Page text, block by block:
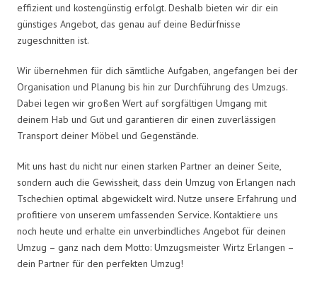
effizient und kostengünstig erfolgt. Deshalb bieten wir dir ein
günstiges Angebot, das genau auf deine Bedürfnisse
zugeschnitten ist.
Wir übernehmen für dich sämtliche Aufgaben, angefangen bei der
Organisation und Planung bis hin zur Durchführung des Umzugs.
Dabei legen wir großen Wert auf sorgfältigen Umgang mit
deinem Hab und Gut und garantieren dir einen zuverlässigen
Transport deiner Möbel und Gegenstände.
Mit uns hast du nicht nur einen starken Partner an deiner Seite,
sondern auch die Gewissheit, dass dein Umzug von Erlangen nach
Tschechien optimal abgewickelt wird. Nutze unsere Erfahrung und
profitiere von unserem umfassenden Service. Kontaktiere uns
noch heute und erhalte ein unverbindliches Angebot für deinen
Umzug – ganz nach dem Motto: Umzugsmeister Wirtz Erlangen –
dein Partner für den perfekten Umzug!